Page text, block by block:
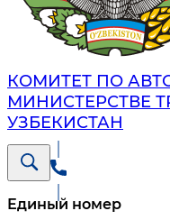
КОМИТЕТ ПО
МИНИСТЕРСТВЕ
УЗБЕКИСТАН
Единый номер